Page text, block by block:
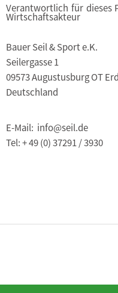
Verantwortlich für dieses
Wirtschaftsakteur
Bauer Seil & Sport e.K.
Seilergasse 1
09573 Augustusburg OT
Deutschland
E-Mail: info@seil.de
Tel: + 49 (0) 37291 / 3930